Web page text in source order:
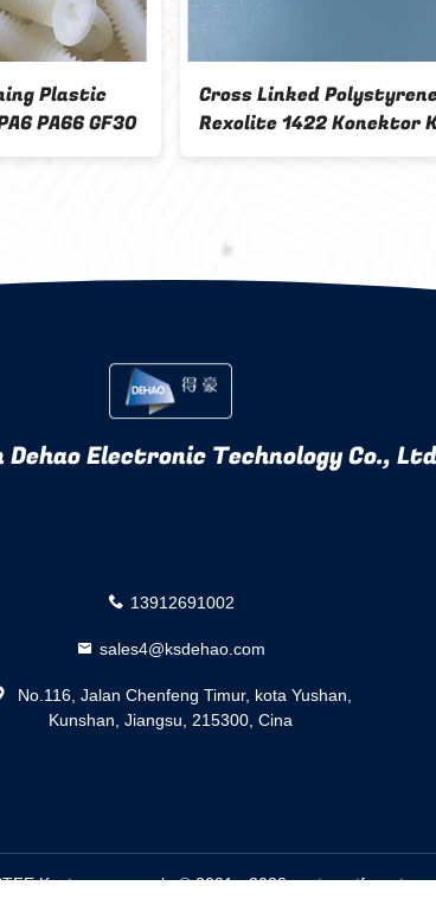
Plastic
Black Noryl PPO Plastik Tahan
Panas Untuk konektor RF
Dehao Electronic Technology Co., Ltd
13912691002
sales4@ksdehao.com
No.116, Jalan Chenfeng Timur, kota Yushan,
Kunshan, Jiangsu, 215300, Cina
Kustom pemasok. © 2021 - 2023